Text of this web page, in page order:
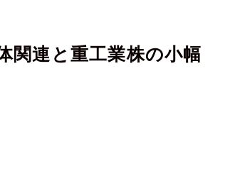
関連と重工業株の小幅